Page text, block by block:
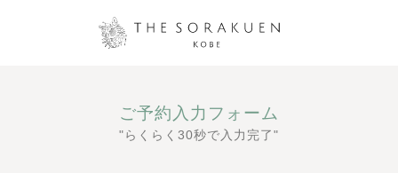
ご予約入力フォーム
"らくらく30秒で入力完了"